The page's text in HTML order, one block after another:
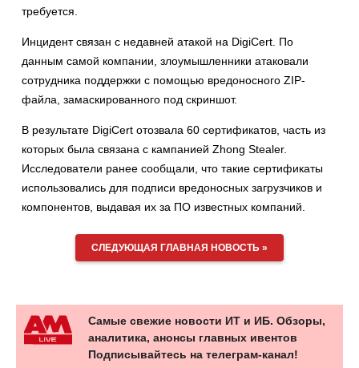
требуется.
Инцидент связан с недавней атакой на DigiCert. По
данным самой компании, злоумышленники атаковали
сотрудника поддержки с помощью вредоносного ZIP-
файла, замаскированного под скриншот.
В результате DigiCert отозвала 60 сертификатов, часть из
которых была связана с кампанией Zhong Stealer.
Исследователи ранее сообщали, что такие сертификаты
использовались для подписи вредоносных загрузчиков и
компонентов, выдавая их за ПО известных компаний.
СЛЕДУЮЩАЯ ГЛАВНАЯ НОВОСТЬ »
Самые свежие новости ИТ и ИБ. Обзоры,
аналитика, анонсы главных ивентов
Подписывайтесь на телеграм-канал!